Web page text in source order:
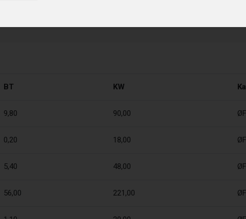
BT KW
9,80 90,00 ØF
0,20 18,00 ØF
5,40 48,00 ØF
56,00 221,00 ØF